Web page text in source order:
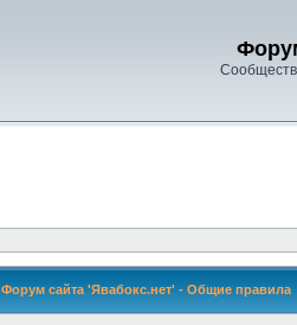
Форум сайта 'Явабокс.нет' - Общие правила